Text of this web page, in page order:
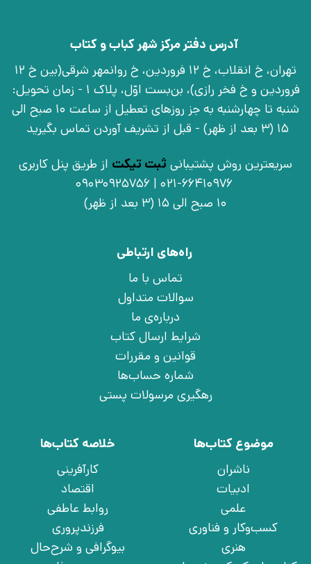
آدرس دفتر مرکز شهر کباب و کتاب
تهران، خ انقلاب، خ 12 فروردین، خ روانمهر شرقی(بین خ 12
فروردین و خ فخر رازی)، بن‌بست اوّل، پلاک 1 - زمان تحویل:
شنبه تا چهارشنبه به جز روزهای تعطیل از ساعت 10 صبح الی
15 (3 بعد از ظهر) - قبل از تشریف آوردن تماس بگیرید
سریعترین روش پشتیبانی ثبت تیکت از طریق پنل کاربری
021-66410976 | 09030925756
10 صبح الی 15 (3 بعد از ظهر)
راه‌های ارتباطی
تماس با ما
سوالات متداول
درباره‌ی ما
شرایط ارسال کتاب
قوانین و مقررات
شماره حساب‌ها
رهگیری مرسولات پستی
موضوع کتاب‌ها
ناشران
ادبیات
علمی
کسب‌وکار و فناوری
هنری
خلاصه کتاب‌ها
کارآفرینی
اقتصاد
روابط عاطفی
فرزندپروری
بیوگرافی و شرح‌حال